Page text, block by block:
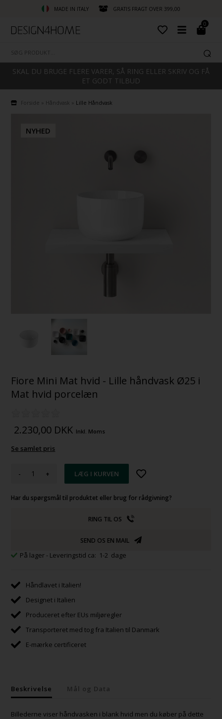
MADE IN ITALY GRATIS FRAGT OVER 399,00
0
SKAL DU BRUGE FLERE VARER, SÅ RING ELLER SKRIV OG FÅ
ET GODT TILBUD
Forside Håndvask Lille Håndvask
NYHED
Fiore Mini Mat hvid - Lille håndvask Ø25 i
Mat hvid porcelæn
2.230,00 DKK Inkl. Moms
Se samlet pris
- +
Har du spørgsmål til produktet eller brug for rådgivning?
RING TIL OS
SEND OS EN MAIL
På lager - Leveringstid ca: 1-2 dage
Håndlavet i Italien!
Designet i Italien
Produceret efter EUs miljøregler
Transporteret med tog fra Italien til Danmark
E-mærke certificeret
Beskrivelse Mål og Data
Billederne viser håndvasken i blank hvid men du køber på dette